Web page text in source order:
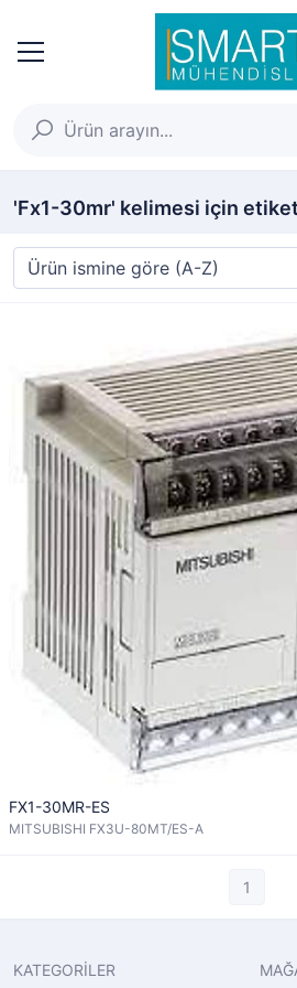
'Fx1-30mr' kelimesi için
FX1-30MR-ES
MITSUBISHI FX3U-80MT/ES-A
1
KATEGORİLER